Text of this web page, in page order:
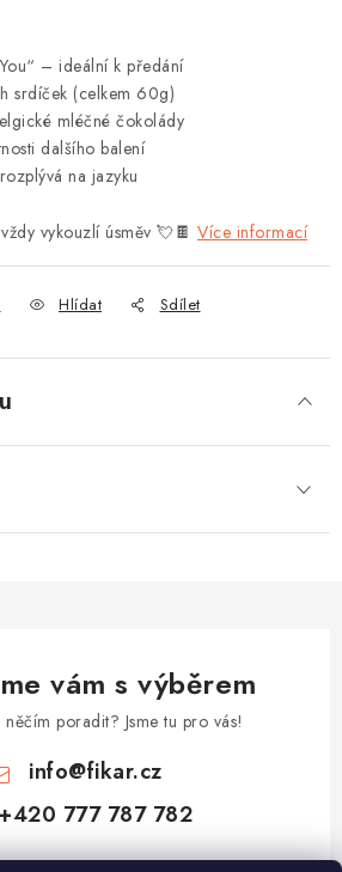
– ideální k předání
srdíček (celkem 60g)
mléčné čokolády
dalšího balení
na jazyku
vykouzlí úsměv 💘🍫 Více informací
Hlídat Sdílet
vám s výběrem
něčím poradit? Jsme tu pro vás!
info@fikar.cz
+420 777 787 782